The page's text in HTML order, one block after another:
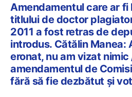
Amendamentul care ar
titlului de doctor
2011 a fost retras de
introdus. Cătălin
eronat, nu am vizat
amendamentul de
fără să fie dezbătut și